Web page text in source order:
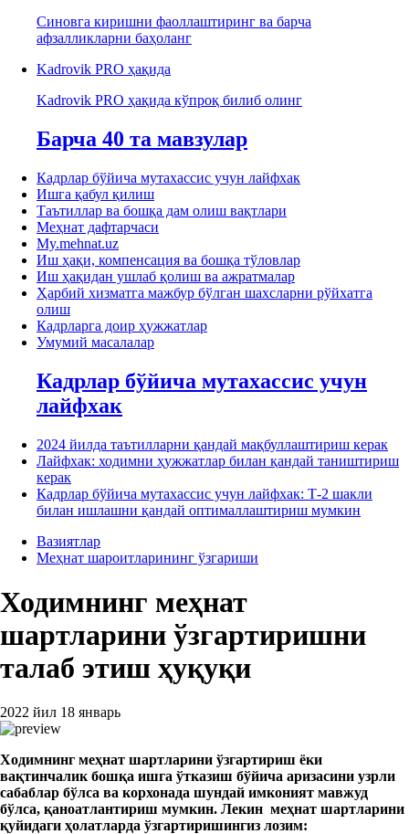
Синовга киришни фаоллаштиринг ва барча
афзалликларни баҳоланг
Kadrovik PRO ҳақида
Kadrovik PRO ҳақида кўпроқ билиб олинг
Барча 40 та мавзулар
Кадрлар бўйича мутахассис учун лайфхак
Ишга қабул қилиш
Таътиллар ва бошқа дам олиш вақтлари
Меҳнат дафтарчаси
My.mehnat.uz
Иш ҳақи, компенсация ва бошқа тўловлар
Иш ҳақидан ушлаб қолиш ва ажратмалар
Ҳарбий хизматга мажбур бўлган шахсларни рўйхатга
олиш
Кадрларга доир ҳужжатлар
Умумий масалалар
Кадрлар бўйича мутахассис учун
лайфхак
2024 йилда таътилларни қандай мақбуллаштириш керак
Лайфхак: ходимни ҳужжатлар билан қандай таништириш
керак
Кадрлар бўйича мутахассис учун лайфхак: Т-2 шакли
билан ишлашни қандай оптималлаштириш мумкин
Вазиятлар
Меҳнат шароитларининг ўзгариши
Ходимнинг меҳнат
шартларини ўзгартиришни
талаб этиш ҳуқуқи
2022 йил 18 январь
Ходимнинг меҳнат шартларини ўзгартириш ёки
вақтинчалик бошқа ишга ўтказиш бўйича аризасини узрли
сабаблар бўлса ва корхонада шундай имконият мавжуд
бўлса, қаноатлантириш мумкин. Лекин меҳнат шартларини
қуйидаги ҳолатларда ўзгартиришингиз лозим: